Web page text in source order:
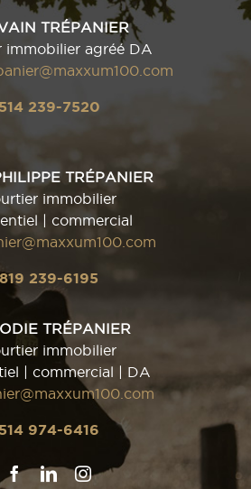
TRÉPANIER
immobilier agréé DA
514 239-7520
TRÉPANIER
immobilier
| commercial
819 239-6195
TRÉPANIER
immobilier
| commercial | DA
514 974-6416